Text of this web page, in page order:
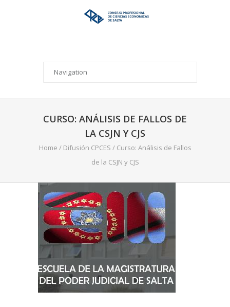
CURSO: ANÁLISIS DE FALLOS DE
LA CSJN Y CJS
Home / Difusión CPCES / Curso: Análisis de Fallos
de la CSJN y CJS